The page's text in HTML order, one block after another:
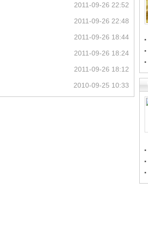
2011-09-26 22:52
2011-09-26 22:48
2011-09-26 18:44
2011-09-26 18:24
2011-09-26 18:12
2010-09-25 10:33